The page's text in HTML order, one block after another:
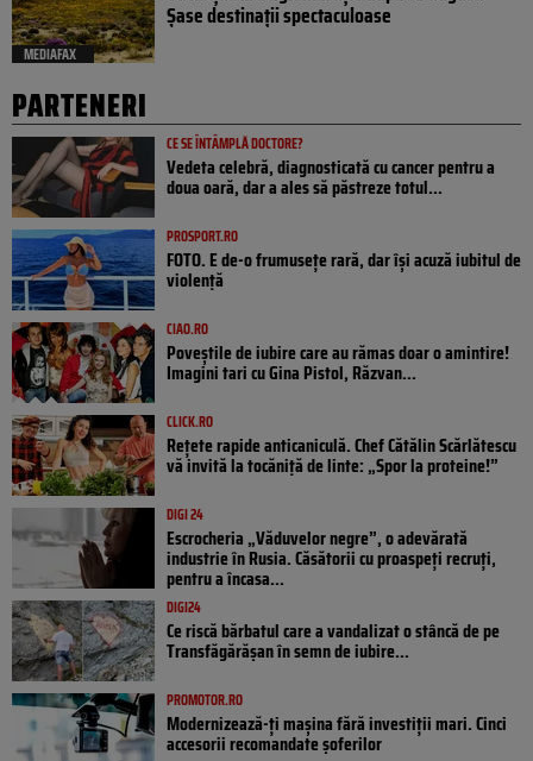
MEDIAFAX
Șase destinații spectaculoase
PARTENERI
CE SE ÎNTÂMPLĂ DOCTORE?
Vedeta celebră, diagnosticată cu cancer pentru a
doua oară, dar a ales să păstreze totul...
PROSPORT.RO
FOTO. E de-o frumusețe rară, dar își acuză iubitul de
violență
CIAO.RO
Poveştile de iubire care au rămas doar o amintire!
Imagini tari cu Gina Pistol, Răzvan...
CLICK.RO
Rețete rapide anticaniculă. Chef Cătălin Scărlătescu
vă invită la tocăniță de linte: „Spor la proteine!”
DIGI 24
Escrocheria „Văduvelor negre”, o adevărată
industrie în Rusia. Căsătorii cu proaspeți recruți,
pentru a încasa...
DIGI24
Ce riscă bărbatul care a vandalizat o stâncă de pe
Transfăgărășan în semn de iubire...
PROMOTOR.RO
Modernizează-ți mașina fără investiții mari. Cinci
accesorii recomandate șoferilor